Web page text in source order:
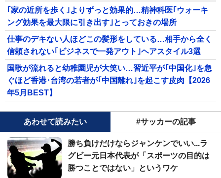
｢家の近所を歩く｣よりずっと効果的…精神科医｢ウォーキ
ング効果を最大限に引き出す｣とっておきの場所
仕事のデキない人ほどこの髪形をしている…相手から全く
信頼されない｢ビジネスで一発アウト｣ヘアスタイル3選
国歌が流れると幼稚園児が大笑い…習近平が｢中国化｣を急
ぐほど香港･台湾の若者が｢中国離れ｣を起こす皮肉【2026
年5月BEST】
あわせて読みたい #サッカーの記事
勝ち負けだけならジャンケンでいい...ラ
グビー元日本代表が「スポーツの目的は
勝つことではない」というワケ